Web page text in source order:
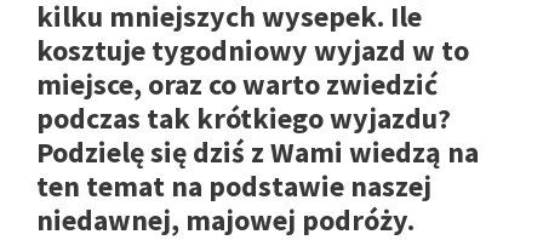
kilku mniejszych wysepek. Ile
kosztuje tygodniowy wyjazd w to
miejsce, oraz co warto zwiedzić
podczas tak krótkiego wyjazdu?
Podzielę się dziś z Wami wiedzą na
ten temat na podstawie naszej
niedawnej, majowej podróży.